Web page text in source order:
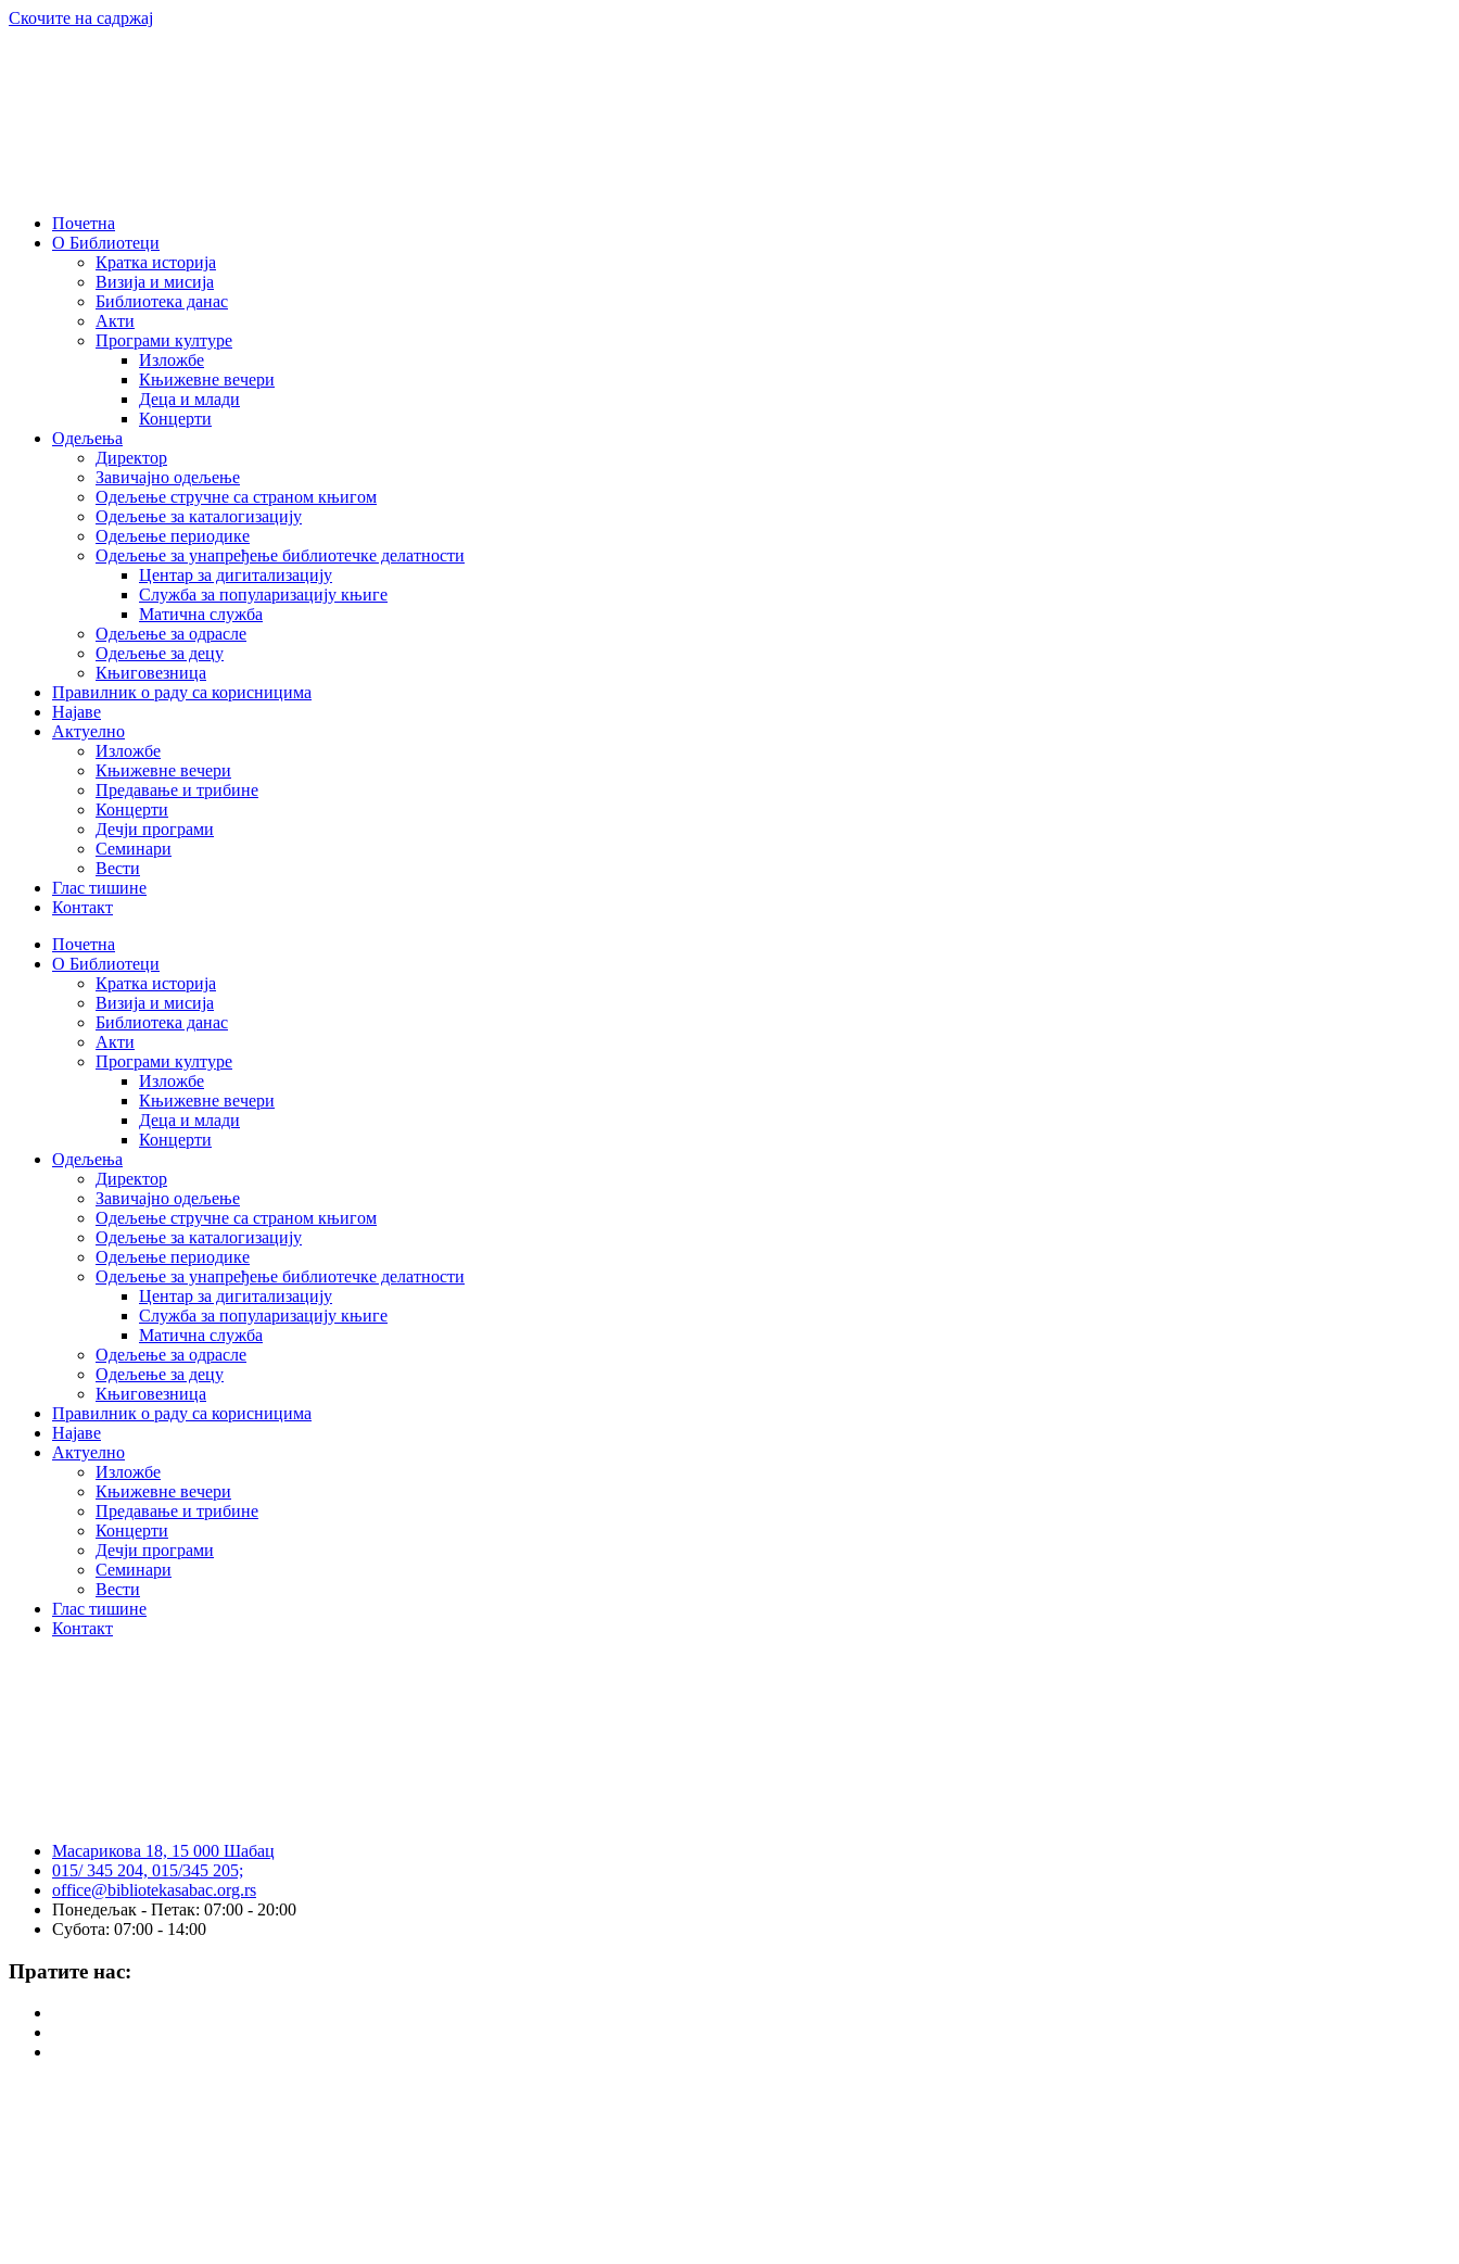
Скочите на садржај
Почетна
О Библиотеци
Кратка историја
Визија и мисија
Библиотека данас
Акти
Програми културе
Изложбе
Књижевне вечери
Деца и млади
Концерти
Одељења
Директор
Завичајно одељење
Одељење стручне са страном књигом
Одељење за каталогизацију
Одељење периодике
Одељење за унапређење библиотечке делатности
Центар за дигитализацију
Служба за популаризацију књиге
Матична служба
Одељење за одрасле
Одељење за децу
Књиговезница
Правилник о раду са корисницима
Најаве
Актуелно
Изложбе
Књижевне вечери
Предавање и трибине
Концерти
Дечји програми
Семинари
Вести
Глас тишине
Контакт
Почетна
О Библиотеци
Кратка историја
Визија и мисија
Библиотека данас
Акти
Програми културе
Изложбе
Књижевне вечери
Деца и млади
Концерти
Одељења
Директор
Завичајно одељење
Одељење стручне са страном књигом
Одељење за каталогизацију
Одељење периодике
Одељење за унапређење библиотечке делатности
Центар за дигитализацију
Служба за популаризацију књиге
Матична служба
Одељење за одрасле
Одељење за децу
Књиговезница
Правилник о раду са корисницима
Најаве
Актуелно
Изложбе
Књижевне вечери
Предавање и трибине
Концерти
Дечји програми
Семинари
Вести
Глас тишине
Контакт
Масарикова 18, 15 000 Шабац
015/ 345 204, 015/345 205;
office@bibliotekasabac.org.rs
Понедељак - Петак: 07:00 - 20:00
Субота: 07:00 - 14:00
Пратите нас: